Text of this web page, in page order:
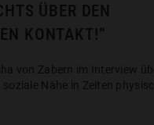
ÜBER DEN
KONTAKT!“
von Zabern im Interview
Nähe in Zeiten